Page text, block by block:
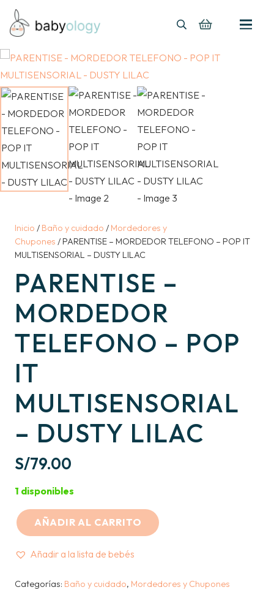
Inicio / Baño y cuidado / Mordedores y
Chupones / PARENTISE – MORDEDOR TELEFONO – POP IT
MULTISENSORIAL – DUSTY LILAC
PARENTISE –
MORDEDOR
TELEFONO – POP
IT
MULTISENSORIAL
– DUSTY LILAC
S/79.00
1 disponibles
PARENTISE
TELEFONO
AÑADIR AL CARRITO
Añadir a la lista de bebés
Categorías: Baño y cuidado, Mordedores y Chupones